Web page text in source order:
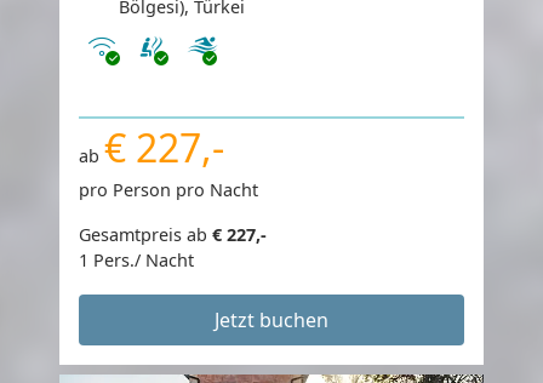
Bölgesi), Türkei
Internet
ab € 227,-
pro Person pro Nacht
Gesamtpreis ab € 227,-
1 Pers./ Nacht
Jetzt buchen